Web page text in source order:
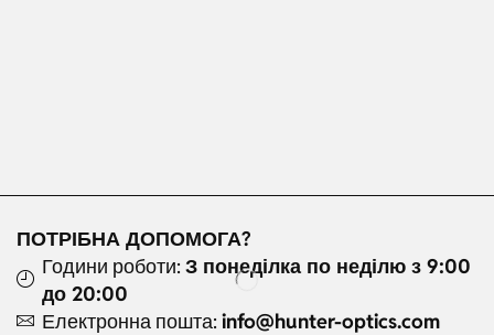
ПОТРІБНА ДОПОМОГА?
Години роботи: З понеділка по неділю з 9:00
до 20:00
Електронна пошта: info@hunter-optics.com